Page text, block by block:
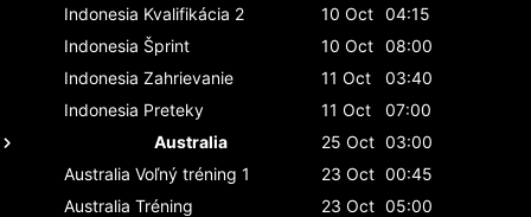
Indonesia Kvalifikácia 2 10 Oct 04:15
Indonesia Šprint 10 Oct 08:00
Indonesia Zahrievanie 11 Oct
03:40
Indonesia Preteky 11 Oct
07:00
Australia
25 Oct 03:00
Australia Voľný tréning 1 23 Oct 00:45
Australia Tréning 23 Oct 05:00